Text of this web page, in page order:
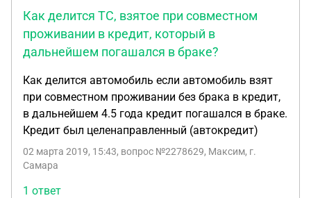
Как делится ТС, взятое при совместном
проживании в кредит, который в
дальнейшем погашался в браке?
Как делится автомобиль если автомобиль взят
при совместном проживании без брака в кредит,
в дальнейшем 4.5 года кредит погашался в браке.
Кредит был целенаправленный (автокредит)
02 марта 2019, 15:43, вопрос №2278629, Максим, г.
Самара
1 ответ